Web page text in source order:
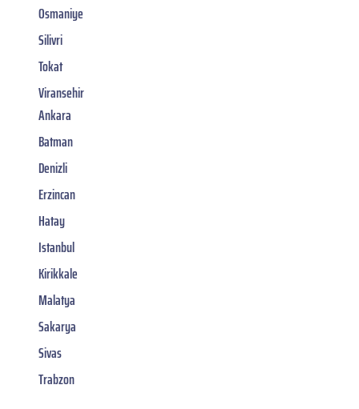
Osmaniye
Silivri
Tokat
Viransehir
Ankara
Batman
Denizli
Erzincan
Hatay
Istanbul
Kirikkale
Malatya
Sakarya
Sivas
Trabzon